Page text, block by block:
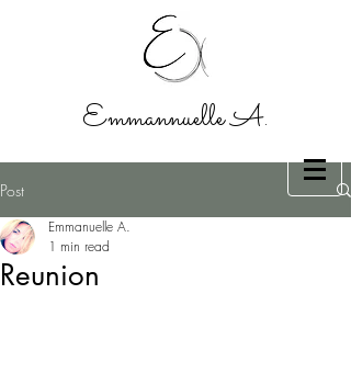
Emmannuelle A.
Post
Reunion
Emmanuelle A.
1 min read